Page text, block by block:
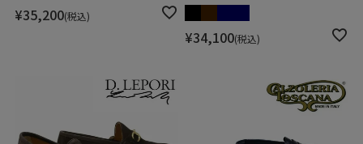
¥35,200 税込
¥34,100 税込